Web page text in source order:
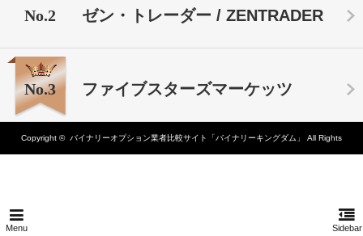
Menu Sidebar
No.2 ゼン・トレーダー / ZENTRADER
No.3 ファイブスターズマーケッツ
Copyright © バイナリーオプション業者比較サイト「バイナリーキングダム」 All Rights